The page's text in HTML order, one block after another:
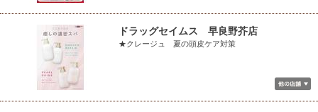
ドラッグセイムス 早良野芥店
★クレージュ 夏の頭皮ケア対策